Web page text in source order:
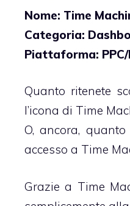
Nome: Time
Categoria:
Piattaforma:
Quanto ritenete
l’icona di Time
O, ancora,
accesso a Time
Grazie a Time